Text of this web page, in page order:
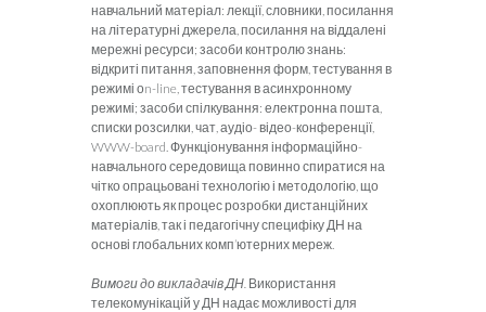
навчальний матеріал: лекції, словники, посилання
на літературні джерела, посилання на віддалені
мережні ресурси; засоби контролю знань:
відкриті питання, заповнення форм, тестування в
режимі оn-line, тестування в асинхронному
режимі; засоби спілкування: електронна пошта,
списки розсилки, чат, аудіо- відео-конференції,
WWW-board. Функціонування інформаційно-
навчального середовища повинно спиратися на
чітко опрацьовані технологію і методологію, що
охоплюють як процес розробки дистанційних
матеріалів, так і педагогічну специфіку ДН на
основі глобальних комп’ютерних мереж.
Вимоги до викладачів ДН. Використання
телекомунікацій у ДН надає можливості для